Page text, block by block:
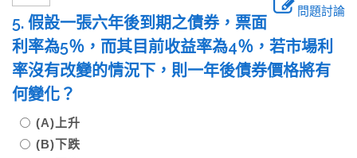
問題討論
5. 假設一張六年後到期之債券，票面
利率為5％，而其目前收益率為4％，若市場利
率沒有改變的情況下，則一年後債券價格將有
何變化？
(A)上升
(B)下跌